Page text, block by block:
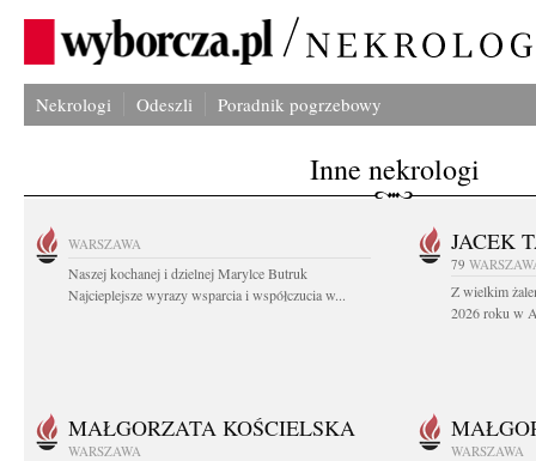
Nekrologi Odeszli Poradnik pogrzebowy
Inne nekrologi
WARSZAWA
Naszej kochanej i dzielnej Marylce Butruk
Najcieplejsze wyrazy wsparcia i współczucia w...
JACEK
79
Z wielkim
2026 roku w
MAŁGORZATA KOŚCIELSKA
WARSZAWA WARSZAWA